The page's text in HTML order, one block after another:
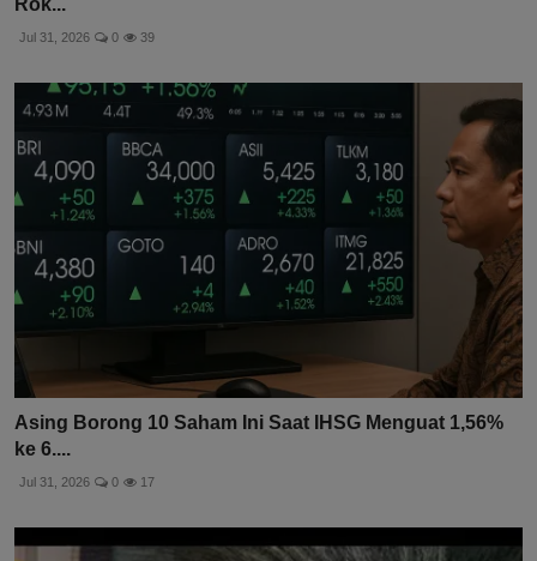
Rok...
Jul 31, 2026 0 39
Asing Borong 10 Saham Ini Saat IHSG Menguat 1,56%
ke 6....
Jul 31, 2026 0 17